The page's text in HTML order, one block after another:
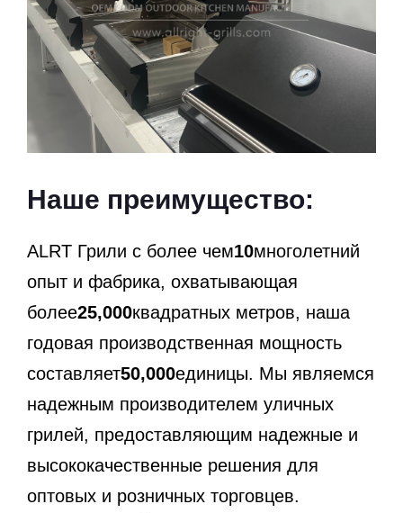
Наше преимущество:
ALRT Грили с более чем10многолетний
опыт и фабрика, охватывающая
более25,000квадратных метров, наша
годовая производственная мощность
составляет50,000единицы. Мы являемся
надежным производителем уличных
грилей, предоставляющим надежные и
высококачественные решения для
оптовых и розничных торговцев.